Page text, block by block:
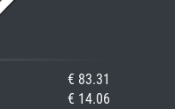
€ 83.31
€ 14.06